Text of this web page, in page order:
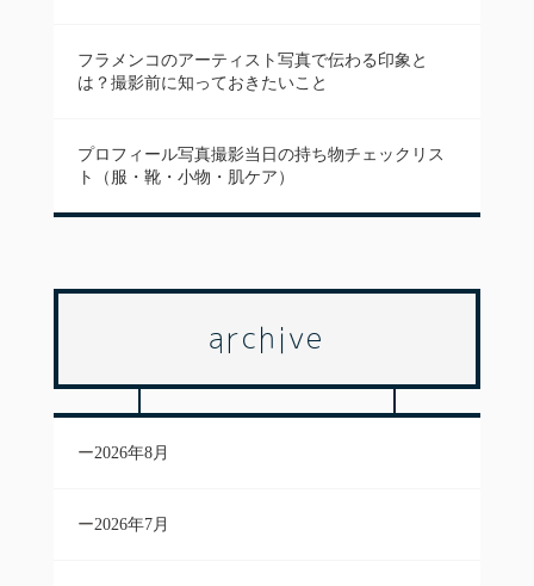
フラメンコのアーティスト写真で伝わる印象と
は？撮影前に知っておきたいこと
プロフィール写真撮影当日の持ち物チェックリス
ト（服・靴・小物・肌ケア）
archive
2026年8月
2026年7月